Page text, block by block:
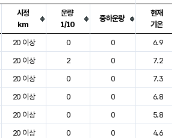
, 날씨, 기온, 강수, 바람, 기압등을 안내한 표입
시정
km
운량
1/10
중하운량
현재
기온
20 이상 0 0
6.9
20 이상 2 0
7.2
20 이상 0 0
7.3
20 이상 0 0
6.8
20 이상 0 0
5.8
20 이상 0 0
4.6